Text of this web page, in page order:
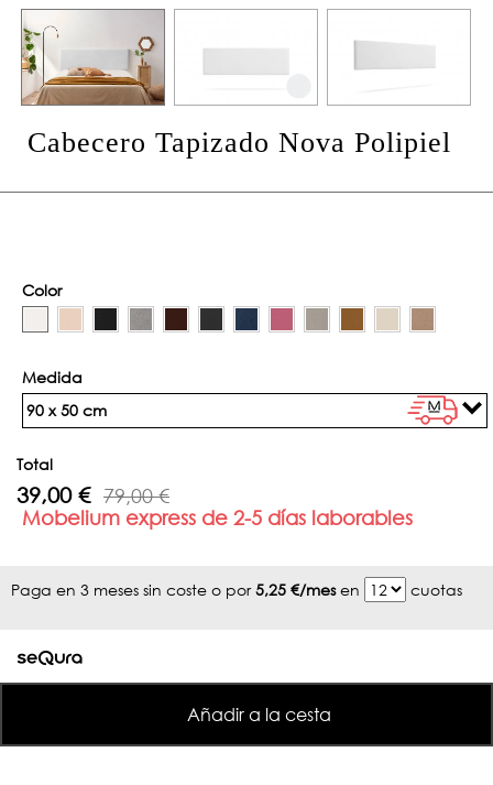
Cabecero Tapizado Nova Polipiel
Color
Medida
90 x 50 cm
Total
39,00 € 79,00 €
Mobelium express de 2-5 días laborables
Paga en 3 meses sin coste o por5,25 €/mesen cuotas
Añadir a la cesta